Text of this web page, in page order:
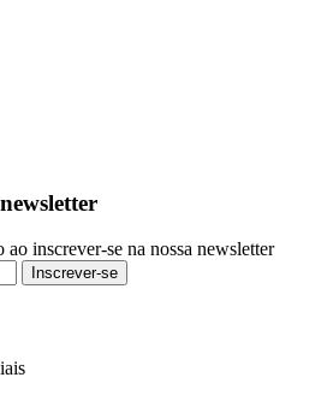
inscrever-se na nossa newsletter
Inscrever-se